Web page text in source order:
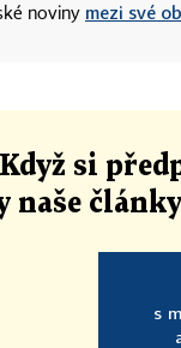
noviny mezi své
si
naše články
s